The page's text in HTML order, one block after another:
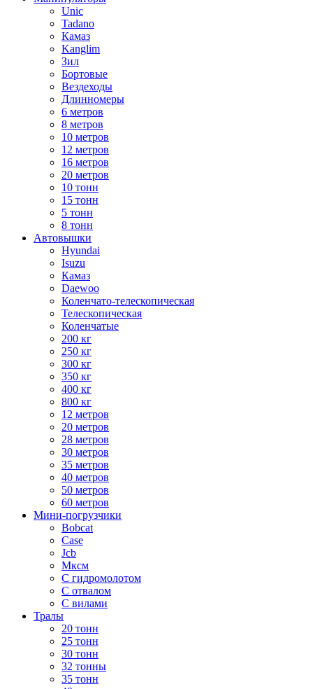
Unic
Tadano
Камаз
Kanglim
Зил
Бортовые
Вездеходы
Длинномеры
6 метров
8 метров
10 метров
12 метров
16 метров
20 метров
10 тонн
15 тонн
5 тонн
8 тонн
Автовышки
Hyundai
Isuzu
Камаз
Daewoo
Коленчато-телескопическая
Телескопическая
Коленчатые
200 кг
250 кг
300 кг
350 кг
400 кг
800 кг
12 метров
20 метров
28 метров
30 метров
35 метров
40 метров
50 метров
60 метров
Мини-погрузчики
Bobcat
Case
Jcb
Мксм
С гидромолотом
С отвалом
С вилами
Тралы
20 тонн
25 тонн
30 тонн
32 тонны
35 тонн